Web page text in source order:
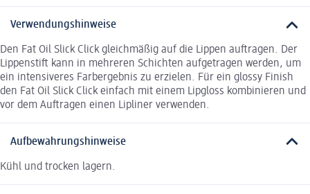
Verwendungshinweise
Den Fat Oil Slick Click gleichmäßig auf die Lippen auftragen. Der
Lippenstift kann in mehreren Schichten aufgetragen werden, um
ein intensiveres Farbergebnis zu erzielen. Für ein glossy Finish
den Fat Oil Slick Click einfach mit einem Lipgloss kombinieren und
vor dem Auftragen einen Lipliner verwenden.
Aufbewahrungshinweise
Kühl und trocken lagern.